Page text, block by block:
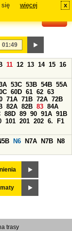
się
więcej x
11 12 13 14 15 16
53C 53B 54B 55A
60D 61 62 63
71A 71B 72A 72B
82A 82B 83 84A
88D 89 90 91A 91B
101 201 202 6.
F1
N6 N7A N7B
N8
trasy